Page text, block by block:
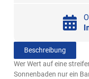
Beschreibung
Wer Wert auf eine
Sonnenbaden nur ein